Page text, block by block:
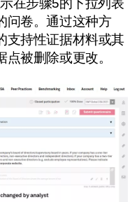
在步骤5的下拉列表
问卷。通过这种方
支持性证据材料或其
被删除或更改。